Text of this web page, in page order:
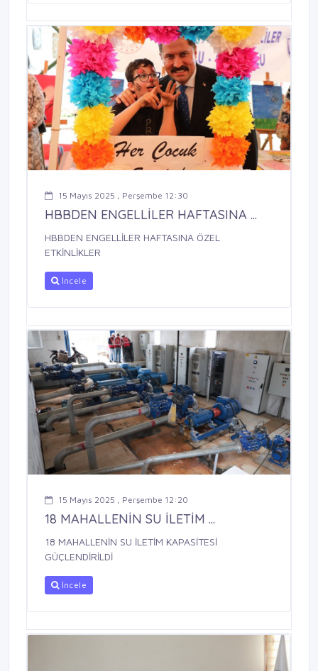
15 Mayıs 2025 , Perşembe 12:30
HBBDEN ENGELLİLER HAFTASINA ...
HBBDEN ENGELLİLER HAFTASINA ÖZEL
ETKİNLİKLER
İncele
15 Mayıs 2025 , Perşembe 12:20
18 MAHALLENİN SU İLETİM ...
18 MAHALLENİN SU İLETİM KAPASİTESİ
GÜÇLENDİRİLDİ
İncele